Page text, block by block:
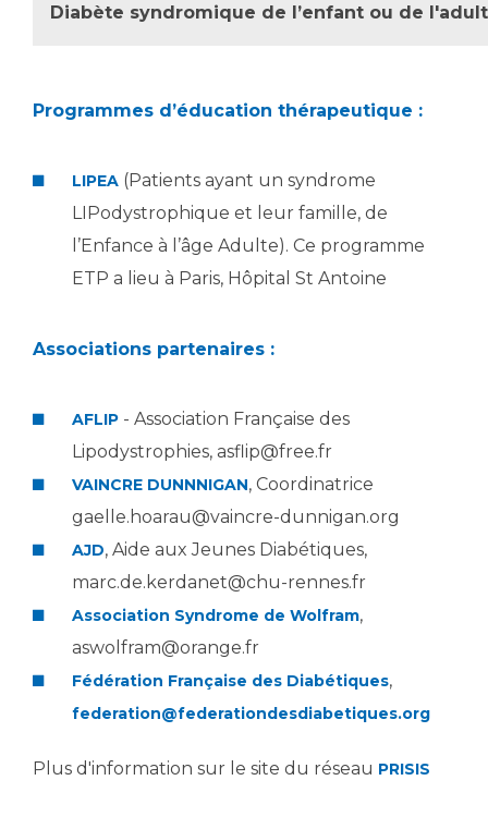
Diabète syndromique de l’enfant ou de
Programmes d’éducation thérapeutique :
LIPEA (Patients ayant un syndrome
LIPodystrophique et leur famille, de
l’Enfance à l’âge Adulte). Ce programme
ETP a lieu à Paris, Hôpital St Antoine
Associations partenaires :
AFLIP - Association Française des
Lipodystrophies, asflip@free.fr
VAINCRE DUNNNIGAN, Coordinatrice
gaelle.hoarau@vaincre-dunnigan.org
AJD, Aide aux Jeunes Diabétiques,
marc.de.kerdanet@chu-rennes.fr
Association Syndrome de Wolfram,
aswolfram@orange.fr
Fédération Française des Diabétiques,
federation@federationdesdiabetiques.org
Plus d'information sur le site du réseau PRISIS